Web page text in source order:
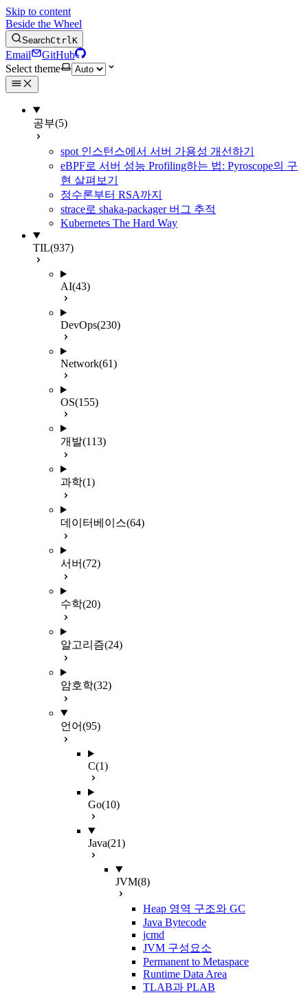
Skip to content
Beside the Wheel
SearchCtrlK
Email
GitHub
Select theme
공부(5)
spot 인스턴스에서 서버 가용성 개선하기
eBPF로 서버 성능 Profiling하는 법: Pyroscope의 구
현 살펴보기
정수론부터 RSA까지
strace로 shaka-packager 버그 추적
Kubernetes The Hard Way
TIL(937)
AI(43)
DevOps(230)
Network(61)
OS(155)
개발(113)
과학(1)
데이터베이스(64)
서버(72)
수학(20)
알고리즘(24)
암호학(32)
언어(95)
C(1)
Go(10)
Java(21)
JVM(8)
Heap 영역 구조와 GC
Java Bytecode
jcmd
JVM 구성요소
Permanent to Metaspace
Runtime Data Area
TLAB과 PLAB